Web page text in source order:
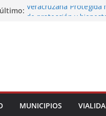
Veracruzana
actividades gratuitas a
MUNICIPIOS